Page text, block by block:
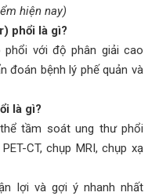
hiện nay)
phổi là gì?
phổi với độ phân giải cao
đoán bệnh lý phế quản và
là gì?
tầm soát ung thư phổi
CT, chụp MRI, chụp xạ
lợi và gợi ý nhanh nhất